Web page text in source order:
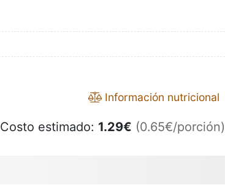
Información nutricional
Costo estimado: 1.29€ (0.65€/porción)